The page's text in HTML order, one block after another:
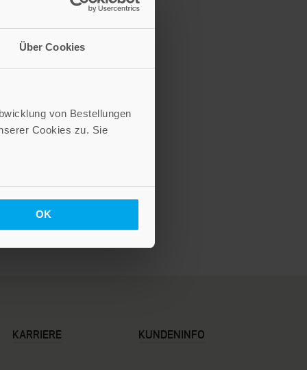
Über Cookies
von Bestellungen
Cookies zu. Sie
OK
KARRIERE KUNDENINFO